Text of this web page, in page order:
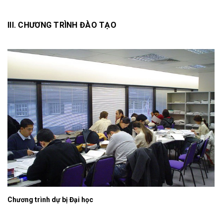
III. CHƯƠNG TRÌNH ĐÀO TẠO
Chương trình dự bị Đại học